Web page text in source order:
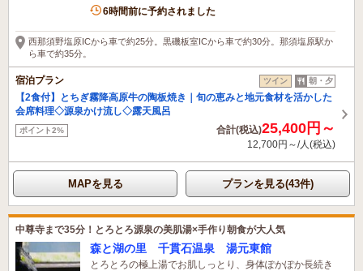
2名がこの宿を見ています
6時間前に予約されました
西那須野塩原ICから車で約25分。黒磯板室ICから車で約30分。那須塩原駅か
ら車で約35分。
宿泊プラン ツイン 朝・夕
【2食付】とちぎ霧降高原牛の陶板焼き｜旬の恵みと地元食材を活かした
会席料理◇源泉かけ流し◇露天風呂
ポイント2% 合計(税込)25,400円～
12,700円～/人(税込)
MAPを見る プランを見る(43件)
中尊寺まで35分！とろとろ源泉の美肌湯×手作り朝食が大人気
森と湖の里 千貫石温泉 湯元東館
とろとろの極上湯でお肌しっとり、身体ぽかぽか長続き